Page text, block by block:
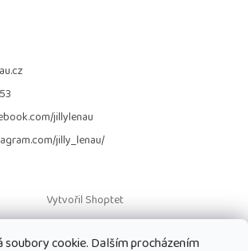
cookie. Dalším procházením
jillylenau
jilly_lenau/
Vytvořil Shoptet